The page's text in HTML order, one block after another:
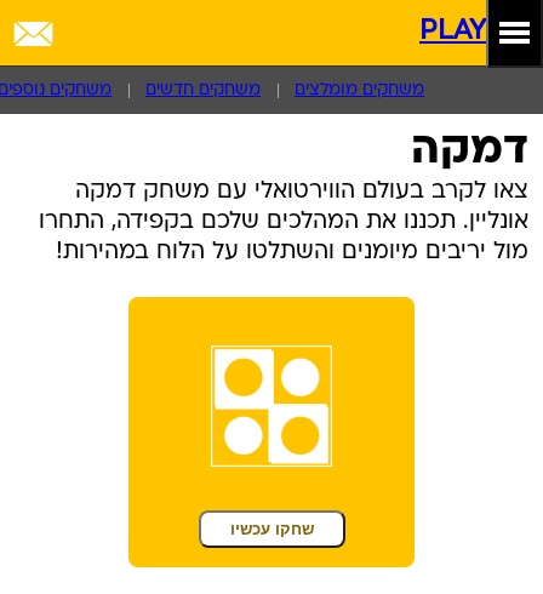
PLAY
משחקים מומלצים משחקים חדשים משחקים
דמקה
צאו לקרב בעולם הווירטואלי עם משחק דמקה
אונליין. תכננו את המהלכים שלכם בקפידה, התחרו
מול יריבים מיומנים והשתלטו על הלוח במהירות!
שחקו עכשיו